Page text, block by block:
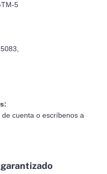
5
cuenta o escríbenos a